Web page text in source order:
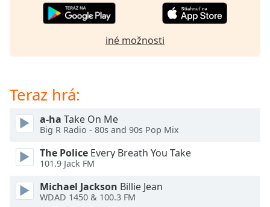
will
close
window.
Text
Color
Opacity
iné možnosti
Teraz hrá:
a-ha Take On Me
Big R Radio - 80s and 90s Pop Mix
The Police Every Breath You Take
101.9 Jack FM
Michael Jackson Billie Jean
WDAD 1450 & 100.3 FM